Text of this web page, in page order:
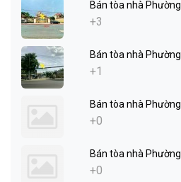
Bán tòa nhà
+3
Bán tòa nhà
+1
Bán tòa nhà
+0
Bán tòa nhà
+0